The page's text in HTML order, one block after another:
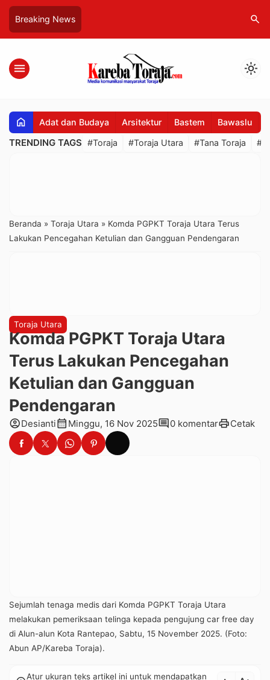
Breaking News search
menu light_mode
home Adat dan Budaya Arsitektur Bastem Bawaslu
TRENDING TAGS #Toraja #Toraja Utara #Tana Toraja
Beranda » Toraja Utara » Komda PGPKT Toraja Utara Terus
Lakukan Pencegahan Ketulian dan Gangguan Pendengaran
Toraja Utara
Komda PGPKT Toraja Utara
Terus Lakukan Pencegahan
Ketulian dan Gangguan
Pendengaran
account_circleDesianticalendar_month Minggu, 16 Nov 2025comment0 komentarprintCetak
Sejumlah tenaga medis dari Komda PGPKT Toraja Utara
melakukan pemeriksaan telinga kepada pengujung car free day
di Alun-alun Kota Rantepao, Sabtu, 15 November 2025. (Foto:
Abun AP/Kareba Toraja).
Atur ukuran teks artikel ini untuk mendapatkan